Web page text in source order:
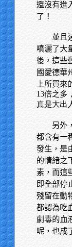
還沒有進
了！
並且
噴灑了大
後，這些
國愛德華
上所買
13倍之多
真是大出
另外
都含有一
發生，是
的情緒之
素，而這
即全部停
殘留在動
都認為吃
劇毒的血
呢，也成